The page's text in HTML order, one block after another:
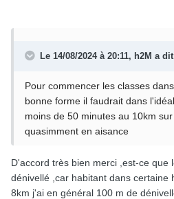
Le 14/08/2024 à 20:11, h2M a
Pour commencer les classes
bonne forme il faudrait dans
moins de 50 minutes au 10km
quasimment en aisance
D'accord très bien merci ,est-ce que
dénivellé ,car habitant dans certaine
8km j'ai en général 100 m de